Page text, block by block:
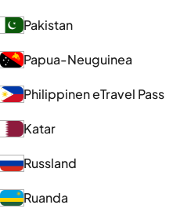
Pakistan
Papua-Neuguinea
Philippinen eTravel Pass
Katar
Russland
Ruanda